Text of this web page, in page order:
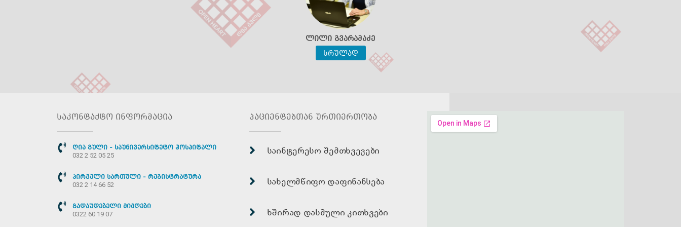
ლილი გვარამაძე
სრულად
საკონტაქტო ინფორმაცია
ღია გული - საუნივერსიტეტო ჰოსპიტალი
032 2 52 05 25
პირველი სართული - რეგისტრატურა
032 2 14 66 52
გადაუდებელი მიმღები
0322 60 19 07
პაციენტებთან ურთიერთობა
საინტერესო შემთხვევები
სახელმწიფო დაფინანსება
ხშირად დასმული კითხვები